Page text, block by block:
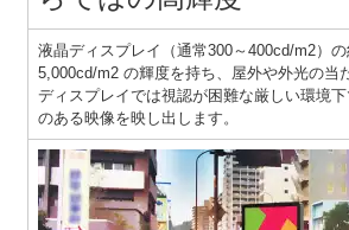
液晶ディスプレイ（通常300～400cd/m2）
5,000cd/m2 の輝度を持ち、屋外や外光の当
ディスプレイでは視認が困難な厳しい環境
のある映像を映し出します。